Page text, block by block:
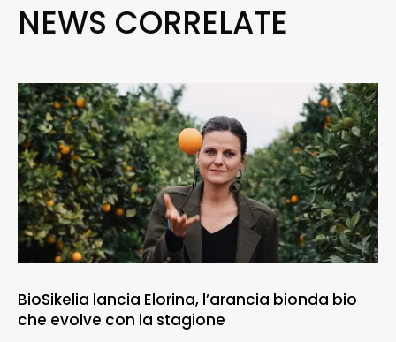
NEWS CORRELATE
BioSikelia lancia Elorina, l’arancia bionda bio
che evolve con la stagione